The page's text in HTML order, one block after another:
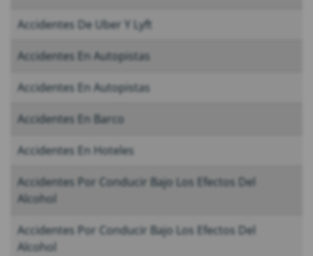
Accidentes De Uber Y Lyft
Accidentes En Autopistas
Accidentes En Autopistas
Accidentes En Barco
Accidentes En Hoteles
Accidentes Por Conducir Bajo Los Efectos Del
Alcohol
Accidentes Por Conducir Bajo Los Efectos Del
Alcohol